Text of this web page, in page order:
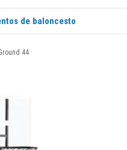
de baloncesto
44